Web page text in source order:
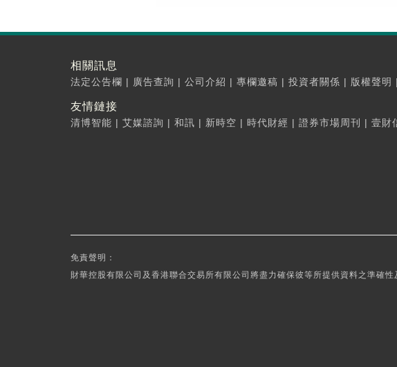
相關訊息
法定公告欄 | 廣告查詢 | 公司介紹 | 專欄邀稿 | 投資者關係 | 版權聲明 |
友情鏈接
清博智能 | 艾媒諮詢 | 和訊 | 新時空 | 時代財經 | 證券市場周刊 | 壹財
免責聲明：
財華控股有限公司及香港聯合交易所有限公司將盡力確保彼等所提供資料之準確